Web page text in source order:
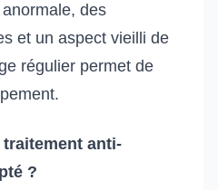
des
et un aspect vieilli de
régulier permet de
anti-
?